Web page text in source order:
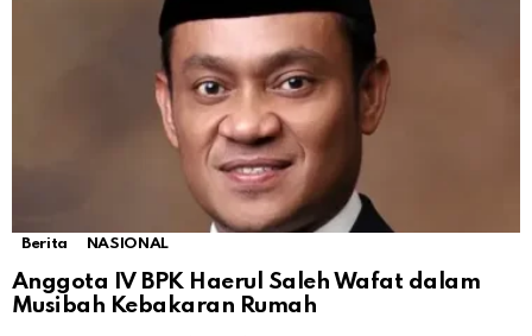
Berita NASIONAL
Anggota IV BPK Haerul Saleh Wafat dalam
Musibah Kebakaran Rumah